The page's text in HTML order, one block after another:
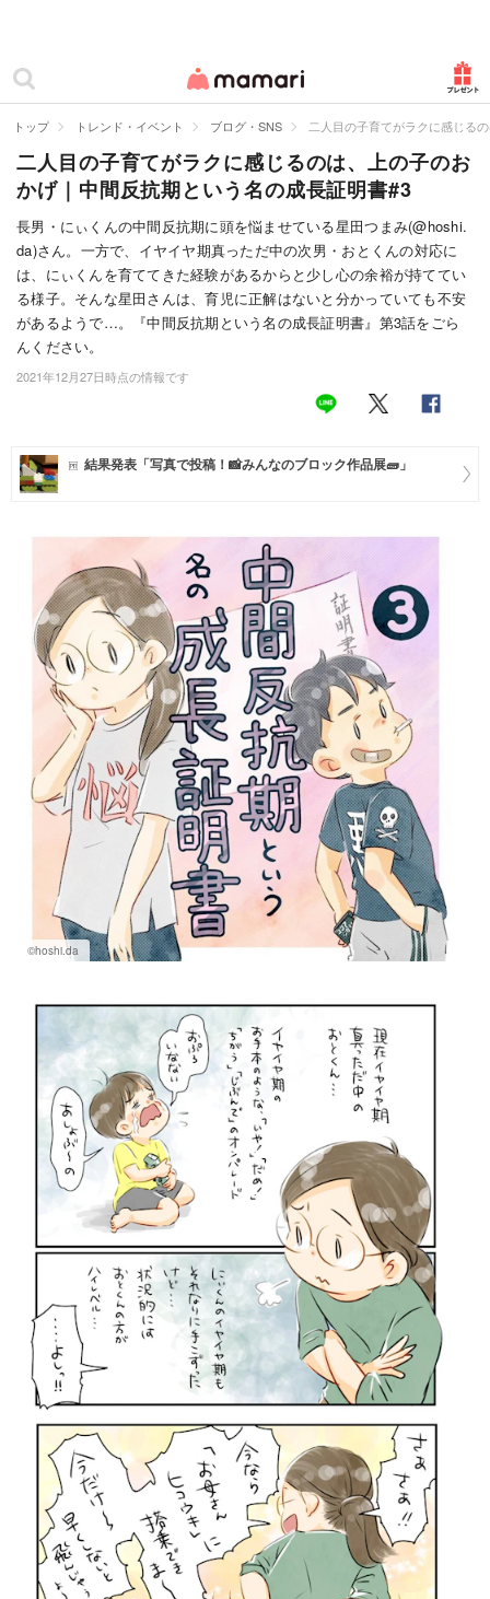
ママリ
カテゴリー一覧
妊娠
出産
赤ちゃん・育児
子育て・家族
病院
美容・ファッション
住まい
トレンド・イベント
トップ トレンド・イベント ブログ・SNS 二人目の子育てがラクに感じる
二人目の子育てがラクに感じるのは、上の子のお
かげ｜中間反抗期という名の成長証明書#3
長男・にぃくんの中間反抗期に頭を悩ませている星田つまみ(@hoshi.
da)さん。一方で、イヤイヤ期真っただ中の次男・おとくんの対応に
は、にぃくんを育ててきた経験があるからと少し心の余裕が持ててい
る様子。そんな星田さんは、育児に正解はないと分かっていても不安
があるようで…。『中間反抗期という名の成長証明書』第3話をごら
んください。
2021年12月27日時点の情報です
結果発表「写真で投稿！📸みんなのブロック作品展🧱」
©hoshi.da